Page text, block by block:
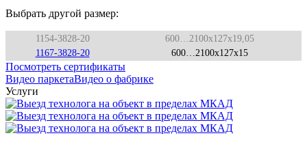
Выбрать другой размер:
1154-3828-20
600…2100x127x19,05
1167-3828-20
600…2100x127x15
Посмотреть сертификаты
Видео паркетаВидео о фабрике
Услуги